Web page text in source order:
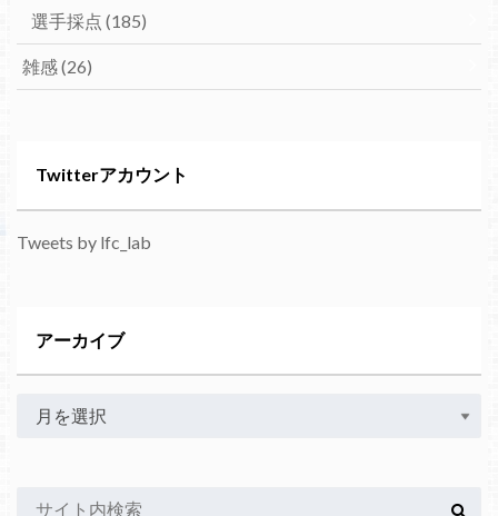
選手採点 (185)
雑感(26)
Twitterアカウント
Tweets by lfc_lab
アーカイブ